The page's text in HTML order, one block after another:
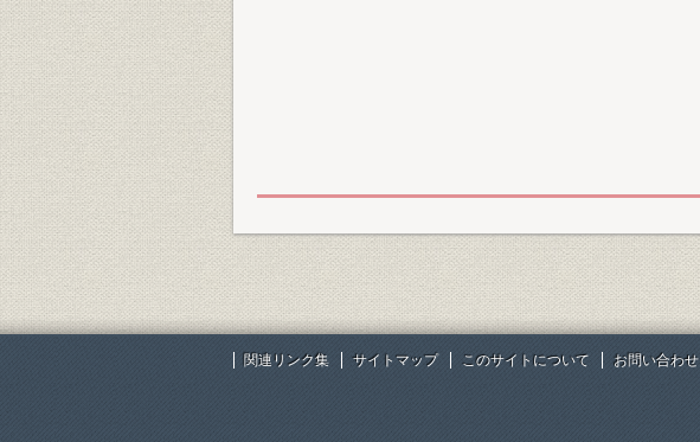
関連リンク集 サイトマップ このサイトについて お問い合わせ